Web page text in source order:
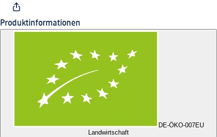
Produktinformationen
DE-ÖKO-007EU
Landwirtschaft